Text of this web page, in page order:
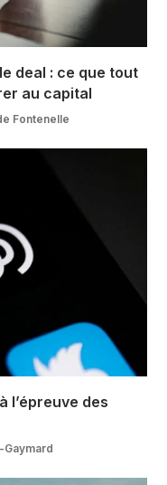
l’épreuve des
Gaymard
deal : ce que tout
au capital
Fontenelle